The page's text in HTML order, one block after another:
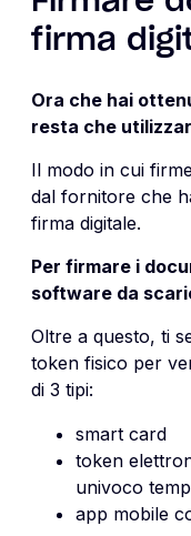
firma
Ora che hai
resta che
Il modo in cui
dal fornitore che
firma digitale.
Per firmare i
software da
Oltre a questo, ti
token fisico per
di 3 tipi:
smart card
token
univoco
app mobile